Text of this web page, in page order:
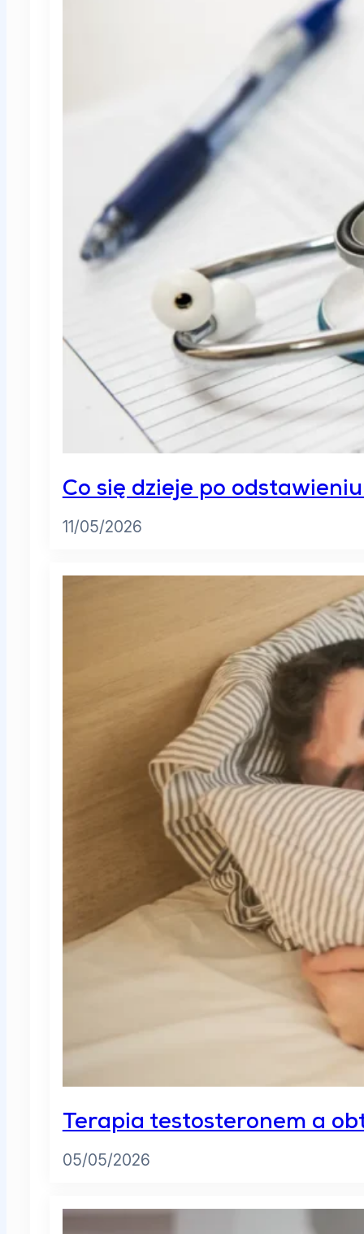
Co się dzieje po
11/05/2026
Terapia testosteronem a
05/05/2026